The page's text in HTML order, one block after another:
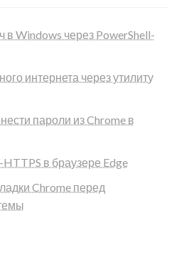
в Windows через PowerShell-
интернета через утилиту
пароли из Chrome в
в браузере Edge
Chrome перед